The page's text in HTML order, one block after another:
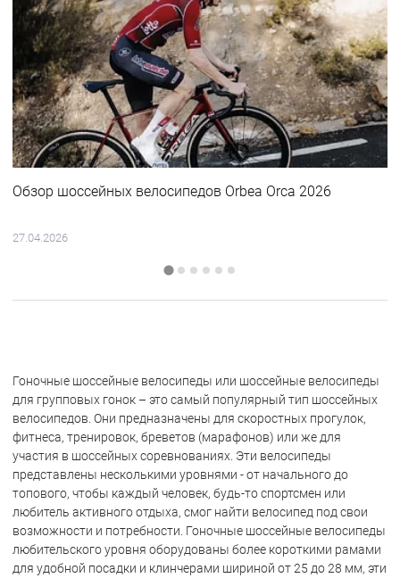
Обзор шоссейных велосипедов Orbea Orca 2026
27.04.2026
Гоночные шоссейные велосипеды или шоссейные велосипеды
для групповых гонок – это самый популярный тип шоссейных
велосипедов. Они предназначены для скоростных прогулок,
фитнеса, тренировок, бреветов (марафонов) или же для
участия в шоссейных соревнованиях. Эти велосипеды
представлены несколькими уровнями - от начального до
топового, чтобы каждый человек, будь-то спортсмен или
любитель активного отдыха, смог найти велосипед под свои
возможности и потребности. Гоночные шоссейные велосипеды
любительского уровня оборудованы более короткими рамами
для удобной посадки и клинчерами шириной от 25 до 28 мм, эти